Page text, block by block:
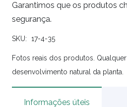
Garantimos que os produtos
segurança.
SKU: 17-4-35
Fotos reais dos produtos.
desenvolvimento natural da planta.
Informações úteis